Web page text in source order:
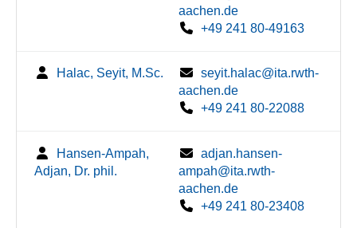
aachen.de
+49 241 80-49163
Halac, Seyit, M.Sc.
seyit.halac@ita.rwth-
aachen.de
+49 241 80-22088
Hansen-Ampah,
Adjan, Dr. phil.
adjan.hansen-
ampah@ita.rwth-
aachen.de
+49 241 80-23408